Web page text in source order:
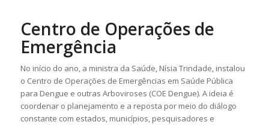
Centro de Operações de
Emergência
No início do ano, a ministra da Saúde, Nísia Trindade, instalou
o Centro de Operações de Emergências em Saúde Pública
para Dengue e outras Arboviroses (COE Dengue). A ideia é
coordenar o planejamento e a reposta por meio do diálogo
constante com estados, municípios, pesquisadores e